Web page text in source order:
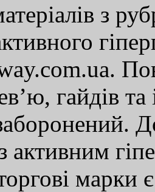
з
гайдів
активним
марки